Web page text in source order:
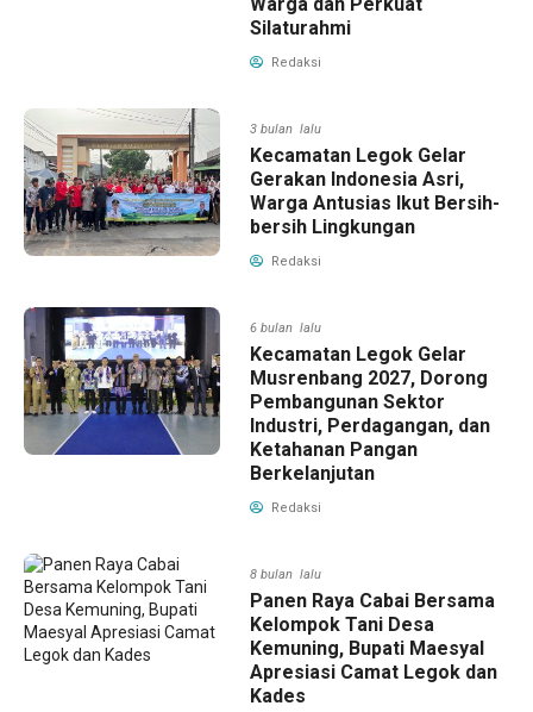
Silaturahmi
Redaksi
3 bulan lalu
Kecamatan Legok Gelar
Gerakan Indonesia Asri,
Warga Antusias Ikut Bersih-
bersih Lingkungan
Redaksi
6 bulan lalu
Kecamatan Legok Gelar
Musrenbang 2027, Dorong
Pembangunan Sektor
Industri, Perdagangan, dan
Ketahanan Pangan
Berkelanjutan
Redaksi
8 bulan lalu
Panen Raya Cabai Bersama
Kelompok Tani Desa
Kemuning, Bupati Maesyal
Apresiasi Camat Legok dan
Kades